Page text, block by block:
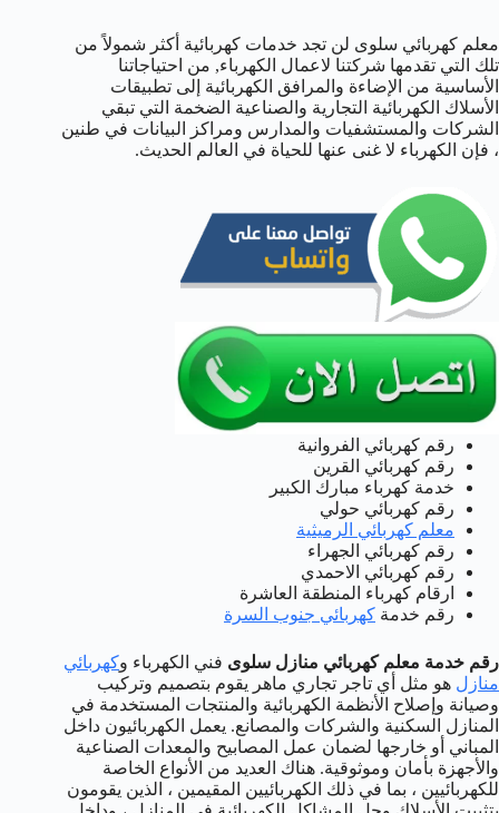
معلم كهربائي سلوى لن تجد خدمات كهربائية أكثر شمولاً من
تلك التي تقدمها شركتنا لاعمال الكهرباء, من احتياجاتنا
الأساسية من الإضاءة والمرافق الكهربائية إلى تطبيقات
الأسلاك الكهربائية التجارية والصناعية الضخمة التي تبقي
الشركات والمستشفيات والمدارس ومراكز البيانات في طنين
، فإن الكهرباء لا غنى عنها للحياة في العالم الحديث.
رقم كهربائي الفروانية
رقم كهربائي القرين
خدمة كهرباء مبارك الكبير
رقم كهربائي حولي
معلم كهربائي الرميثية
رقم كهربائي الجهراء
رقم كهربائي الاحمدي
ارقام كهرباء المنطقة العاشرة
رقم خدمة كهربائي جنوب السرة
رقم خدمة معلم كهربائي منازل سلوى فني الكهرباء وكهربائي
منازل هو مثل أي تاجر تجاري ماهر يقوم بتصميم وتركيب
وصيانة وإصلاح الأنظمة الكهربائية والمنتجات المستخدمة في
المنازل السكنية والشركات والمصانع. يعمل الكهربائيون داخل
المباني أو خارجها لضمان عمل المصابيح والمعدات الصناعية
والأجهزة بأمان وموثوقية. هناك العديد من الأنواع الخاصة
للكهربائيين ، بما في ذلك الكهربائيين المقيمين ، الذين يقومون